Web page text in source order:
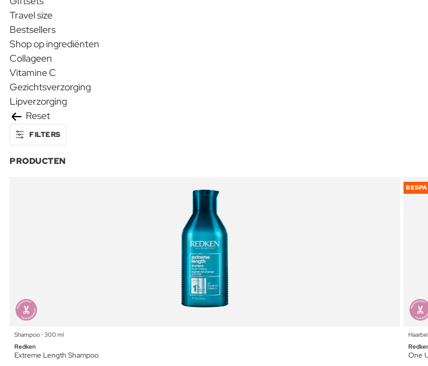
Travel size
Bestsellers
Shop op ingrediënten
Collageen
Vitamine C
Gezichtsverzorging
Lipverzorging
Reset
FILTERS
PRODUCTEN
Shampoo ⋅ 300 ml
Redken
Extreme Length Shampoo One